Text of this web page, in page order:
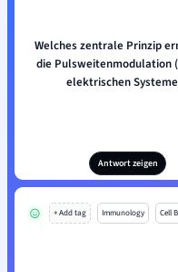
Welches zentrale Prinzip
die Pulsweitenmodulation
elektrischen
Antwort zeigen
+ Add tag Immunology Cell